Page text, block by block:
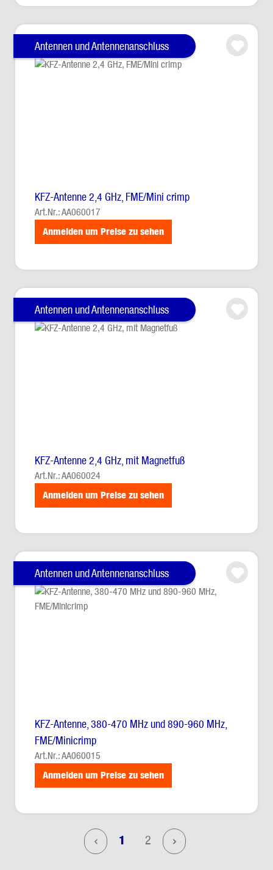
Antennen und Antennenanschluss
KFZ-Antenne 2,4 GHz, FME/Mini crimp
Art.Nr.: AA060017
Anmelden um Preise zu sehen
Antennen und Antennenanschluss
KFZ-Antenne 2,4 GHz, mit Magnetfuß
Art.Nr.: AA060024
Anmelden um Preise zu sehen
Antennen und Antennenanschluss
KFZ-Antenne, 380-470 MHz und 890-960 MHz,
FME/Minicrimp
Art.Nr.: AA060015
Anmelden um Preise zu sehen
Seite
1 Seite
2